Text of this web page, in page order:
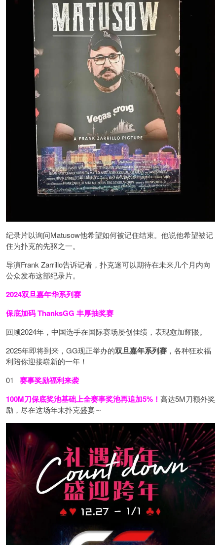
纪录片以询问Matusow他希望如何被记住结束。他说他希望被记
住为扑克的先驱之一。
导演Frank Zarrillo告诉记者，扑克迷可以期待在未来几个月内向
公众发布这部纪录片。
2024双旦嘉年华系列赛
保底加码 ThanksGG 丰厚抽奖赛
回顾2024年，中国选手在国际赛场屡创佳绩，表现愈加耀眼。
2025年即将到来，GG现正举办的双旦嘉年系列赛 ，各种狂欢福
利陪你迎接崭新的一年！
01 赛事奖励福利来袭
100M刀保底奖池基础上全赛事奖池再追加5% ！ 高达5M刀额外奖
励，尽在这场年末扑克盛宴～